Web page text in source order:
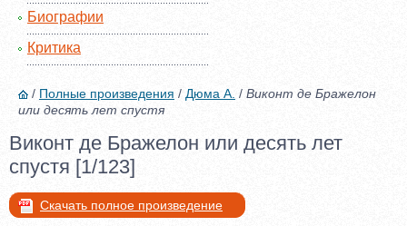
Биографии
Критика
/ Полные произведения / Дюма А. / Виконт де Бражелон
или десять лет спустя
Виконт де Бражелон или десять лет
спустя [1/123]
Скачать полное произведение